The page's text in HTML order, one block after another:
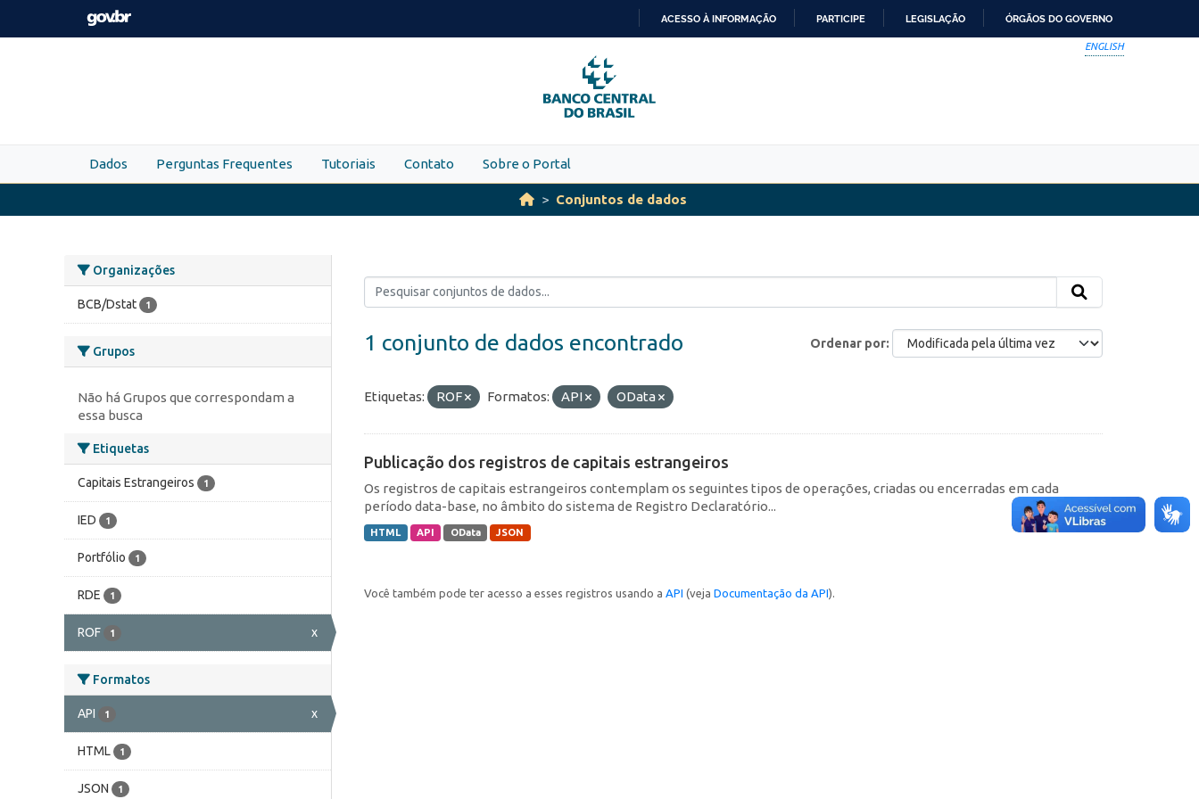
Skip to main content
PARA
O
CONTEÚDO
ACESSO À INFORMAÇÃO PARTICIPE LEGISLAÇÃO ÓRGÃOS DO GOVERNO
ENGLISH
Dados Perguntas Frequentes Tutoriais Contato Sobre o Portal
Conjuntos de dados
Organizações
BCB/Dstat 1
Grupos
Não há Grupos que correspondam a
essa busca
Etiquetas
Capitais Estrangeiros 1
IED 1
Portfólio 1
RDE 1
ROF 1 x
Formatos
API 1 x
HTML 1
JSON 1
Ordenar por
1 conjunto de dados encontrado
Etiquetas: ROF Formatos: API OData
Publicação dos registros de capitais estrangeiros
Os registros de capitais estrangeiros contemplam os seguintes tipos de operações, criadas ou encerradas em cada
período data-base, no âmbito do sistema de Registro Declaratório...
HTML API OData JSON
Você também pode ter acesso a esses registros usando a API (veja Documentação da API).